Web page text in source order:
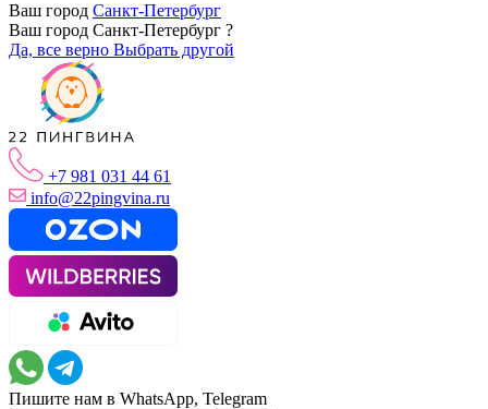
Ваш город Санкт-Петербург
Ваш город Санкт-Петербург ?
Да, все верно Выбрать другой
+7 981 031 44 61
info@22pingvina.ru
Пишите нам в WhatsApp, Telegram